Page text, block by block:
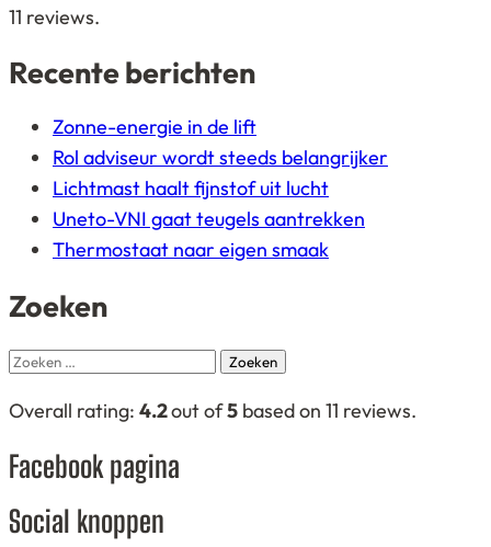
12.345
11 reviews.
Recente berichten
Zonne-energie in de lift
Rol adviseur wordt steeds belangrijker
Lichtmast haalt fijnstof uit lucht
Uneto-VNI gaat teugels aantrekken
Thermostaat naar eigen smaak
Zoeken
Zoeken
4,2
based
12.345
Overall rating: 4.2out of5 based on 11 reviews.
Facebook pagina
Social knoppen